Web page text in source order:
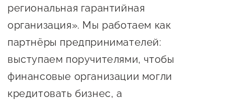
Нормативные
документы
предоставляющие поддержку
Каталог маркетплейсов
Каталог креативной
региональная гарантийная
организация». Мы работаем как
партнёры предпринимателей:
выступаем поручителями, чтобы
финансовые организации могли
кредитовать бизнес, а